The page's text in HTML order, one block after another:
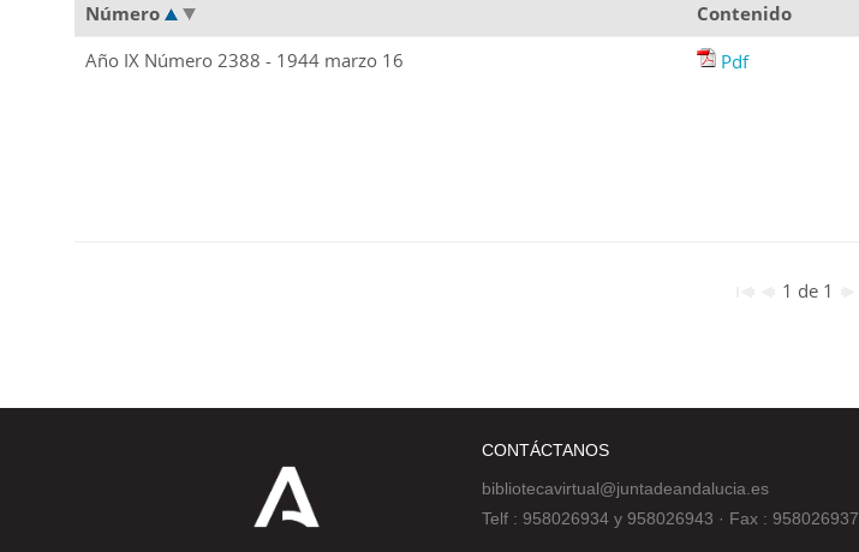
Número Contenido
Año IX Número 2388 - 1944 marzo 16
Pdf
1 de 1
CONTÁCTANOS
bibliotecavirtual@juntadeandalucia.es
Telf : 958026934 y 958026943 · Fax : 958026937